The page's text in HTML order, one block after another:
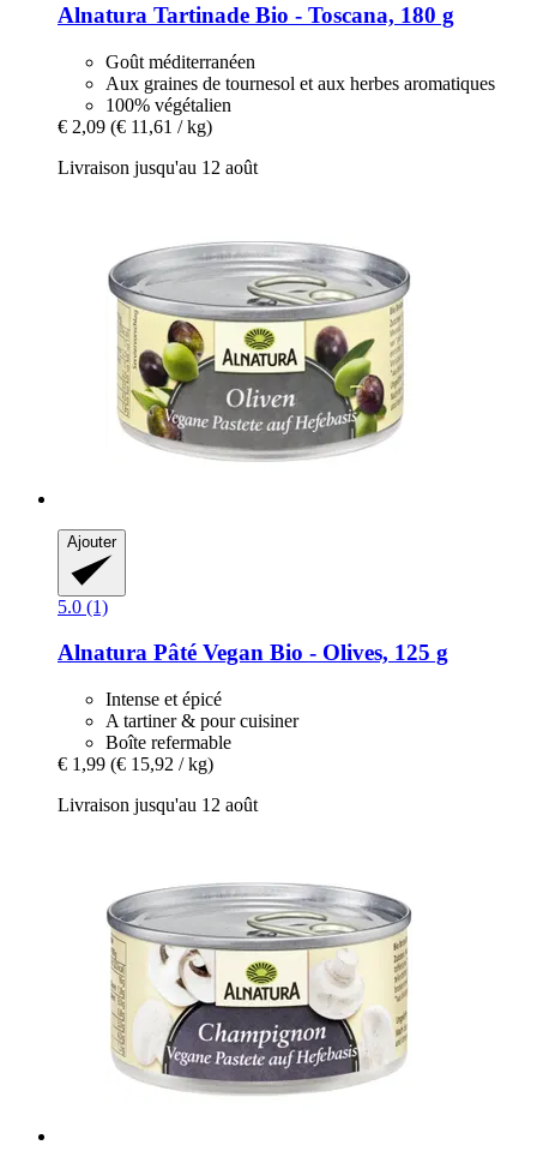
Alnatura Tartinade Bio -​ Toscana, 180 g
Goût méditerranéen
Aux graines de tournesol et aux herbes aromatiques
100% végétalien
€ 2,09 (€ 11,61 / kg)
Livraison jusqu'au 12 août
Ajouter
5.0 (1)
Alnatura Pâté Vegan Bio -​ Olives, 125 g
Intense et épicé
A tartiner & pour cuisiner
Boîte refermable
€ 1,99 (€ 15,92 / kg)
Livraison jusqu'au 12 août